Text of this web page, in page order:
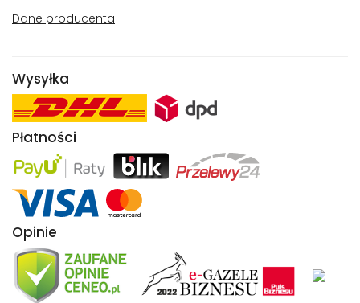
Dane producenta
Wysyłka
Płatności
Opinie